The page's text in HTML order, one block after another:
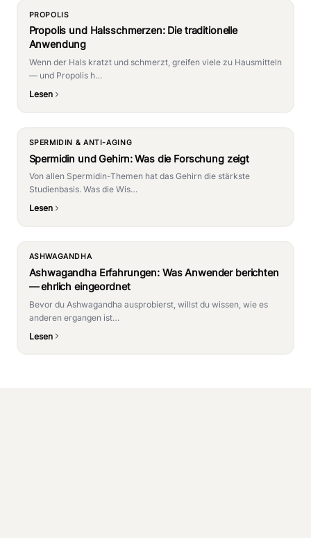
PROPOLIS
Propolis und Halsschmerzen: Die traditionelle
Anwendung
Wenn der Hals kratzt und schmerzt, greifen viele zu Hausmitteln
— und Propolis h…
Lesen
SPERMIDIN & ANTI-AGING
Spermidin und Gehirn: Was die Forschung zeigt
Von allen Spermidin-Themen hat das Gehirn die stärkste
Studienbasis. Was die Wis…
Lesen
ASHWAGANDHA
Ashwagandha Erfahrungen: Was Anwender berichten
— ehrlich eingeordnet
Bevor du Ashwagandha ausprobierst, willst du wissen, wie es
anderen ergangen ist…
Lesen